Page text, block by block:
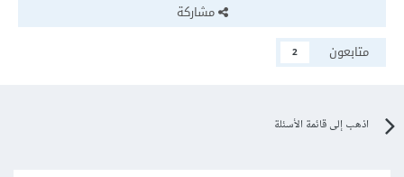
مشاركة
متابعون
2
اذهب إلى قائمة الأسئلة